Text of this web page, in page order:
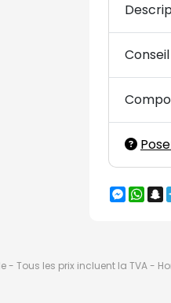
- Tous les prix incluent la TVA -